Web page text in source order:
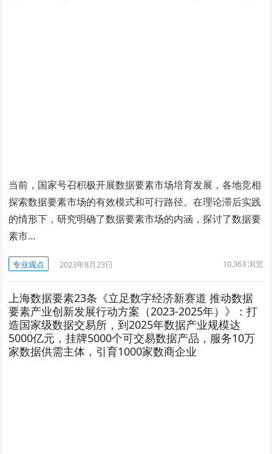
当前，国家号召积极开展数据要素市场培育发展，各地竞相
探索数据要素市场的有效模式和可行路径。在理论滞后实践
的情形下，研究明确了数据要素市场的内涵，探讨了数据要
素市…
专业观点 2023年8月23日 10,363浏览
上海数据要素23条《立足数字经济新赛道 推动数据
要素产业创新发展行动方案（2023-2025年）》：打
造国家级数据交易所，到2025年数据产业规模达
5000亿元，挂牌5000个可交易数据产品，服务10万
家数据供需主体，引育1000家数商企业